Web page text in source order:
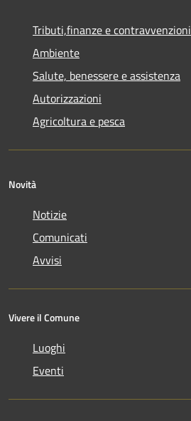
Tributi,finanze e contravvenzioni
Ambiente
Salute, benessere e assistenza
Autorizzazioni
Agricoltura e pesca
Novità
Notizie
Comunicati
Avvisi
Vivere il Comune
Luoghi
Eventi